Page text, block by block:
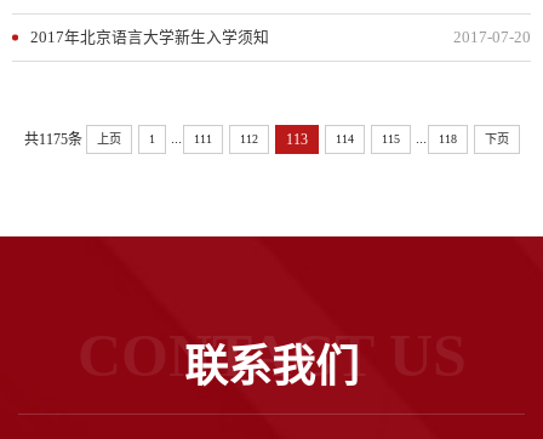
2017-07-20
2017年北京语言大学新生入学须知
共1175条 上页 1 ... 111 112 113 114 115 ... 118 下页
联系我们
CONTACT US